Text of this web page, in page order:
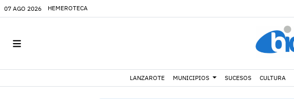
07 AGO 2026 HEMEROTECA
LANZAROTE MUNICIPIOS SUCESOS CULTURA